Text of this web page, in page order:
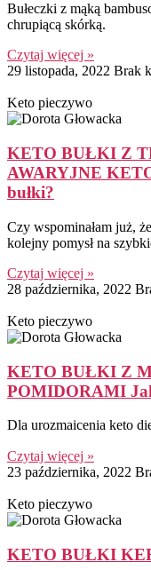
Bułeczki z mąką
chrupiącą skórką.
Czytaj więcej »
29 listopada, 2022 Brak
Keto pieczywo
KETO BUŁKI Z
AWARYJNE
bułki?
Czy wspominałam już,
kolejny pomysł na
Czytaj więcej »
28 października, 2022
Keto pieczywo
KETO BUŁKI Z
POMIDORAMI
Dla urozmaicenia keto
Czytaj więcej »
23 października, 2022
Keto pieczywo
KETO BUŁKI